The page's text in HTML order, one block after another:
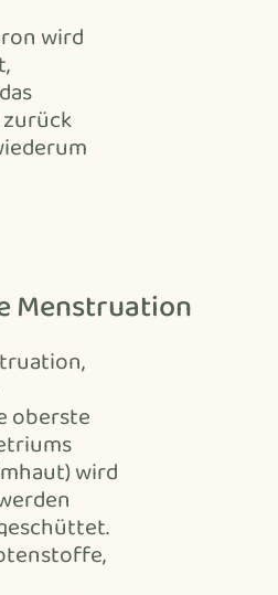
wird
Menstruation
oberste
wird